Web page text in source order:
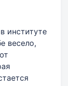
институте
весело,